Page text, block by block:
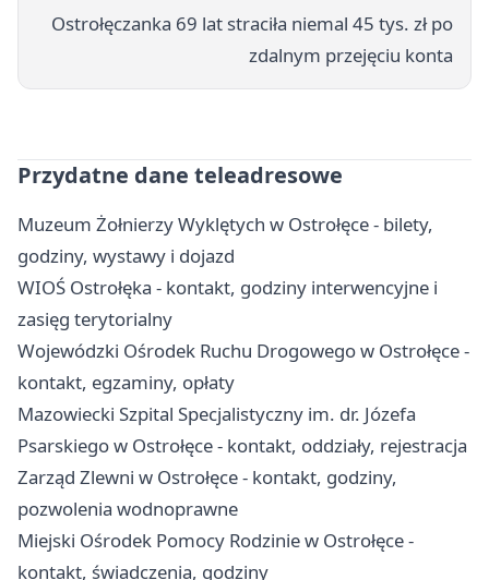
Ostrołęczanka 69 lat straciła niemal 45 tys. zł po
zdalnym przejęciu konta
Przydatne dane teleadresowe
Muzeum Żołnierzy Wyklętych w Ostrołęce - bilety,
godziny, wystawy i dojazd
WIOŚ Ostrołęka - kontakt, godziny interwencyjne i
zasięg terytorialny
Wojewódzki Ośrodek Ruchu Drogowego w Ostrołęce -
kontakt, egzaminy, opłaty
Mazowiecki Szpital Specjalistyczny im. dr. Józefa
Psarskiego w Ostrołęce - kontakt, oddziały, rejestracja
Zarząd Zlewni w Ostrołęce - kontakt, godziny,
pozwolenia wodnoprawne
Miejski Ośrodek Pomocy Rodzinie w Ostrołęce -
kontakt, świadczenia, godziny